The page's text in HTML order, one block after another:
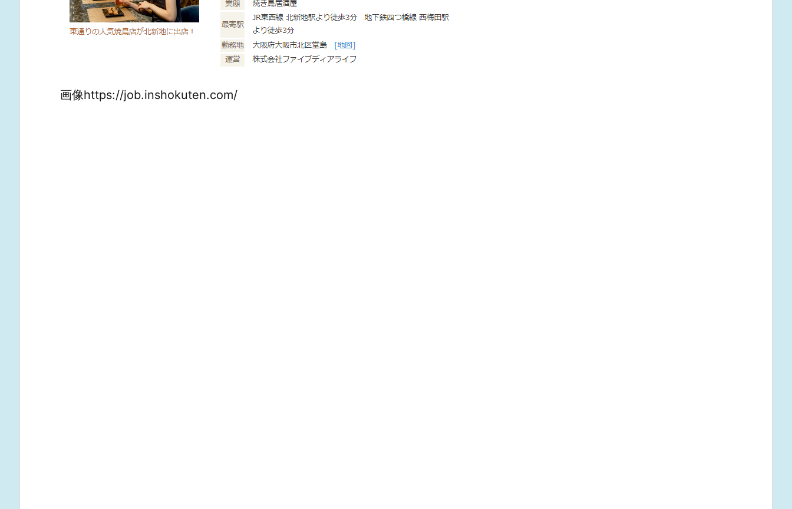
画像https://job.inshokuten.com/